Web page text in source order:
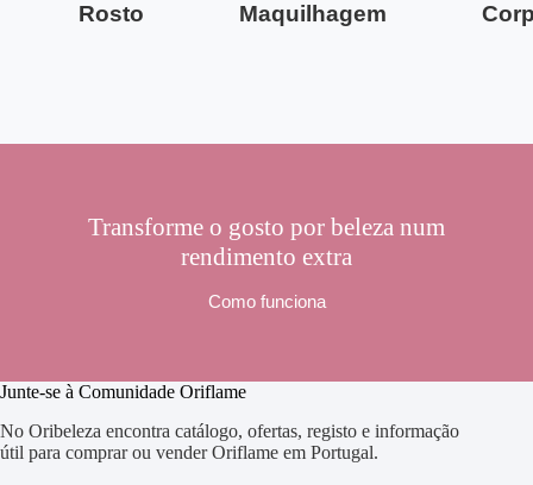
Rosto Maquilhagem
Transforme o gosto por beleza num
rendimento extra
Como funciona
Junte-se à Comunidade Oriflame
No Oribeleza encontra catálogo, ofertas, registo e informação
útil para comprar ou vender Oriflame em Portugal.